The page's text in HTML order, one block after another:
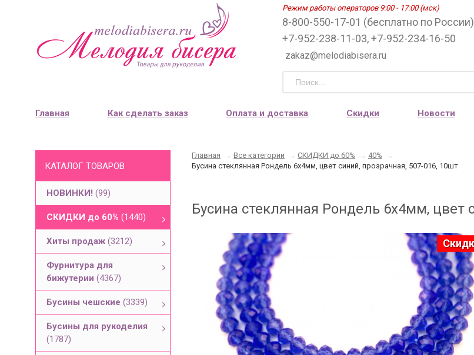
Режим работы операторов 9:00 - 17:00 (мск)
8-800-550-17-01 (бесплатно по России)
+7-952-238-11-03, +7-952-234-16-50
zakaz@melodiabisera.ru
Главная Как сделать заказ Оплата и доставка Скидки Новости
КАТАЛОГ ТОВАРОВ
НОВИНКИ! (99)
СКИДКИ до 60% (1440)
Хиты продаж (3212)
Фурнитура для
бижутерии (4367)
Бусины чешские (3339)
Бусины для рукоделия
(1787)
Главная → Все категории → СКИДКИ до 60% → 40%
→
Бусина стеклянная Рондель 6х4мм, цвет синий, прозрачная, 507-016, 10шт
Бусина стеклянная Рондель 6х4мм, цвет